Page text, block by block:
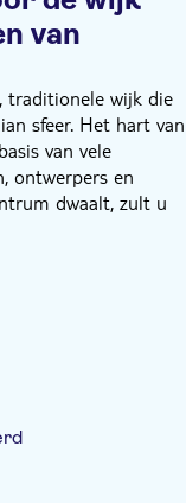
van
traditionele wijk die
sfeer. Het hart van
van vele
ontwerpers en
dwaalt, zult u
Peruaanse
heerlijke
panca", een milde
smaak. Uw
"picarones", een
en rijkelijk
de keuken van
aan